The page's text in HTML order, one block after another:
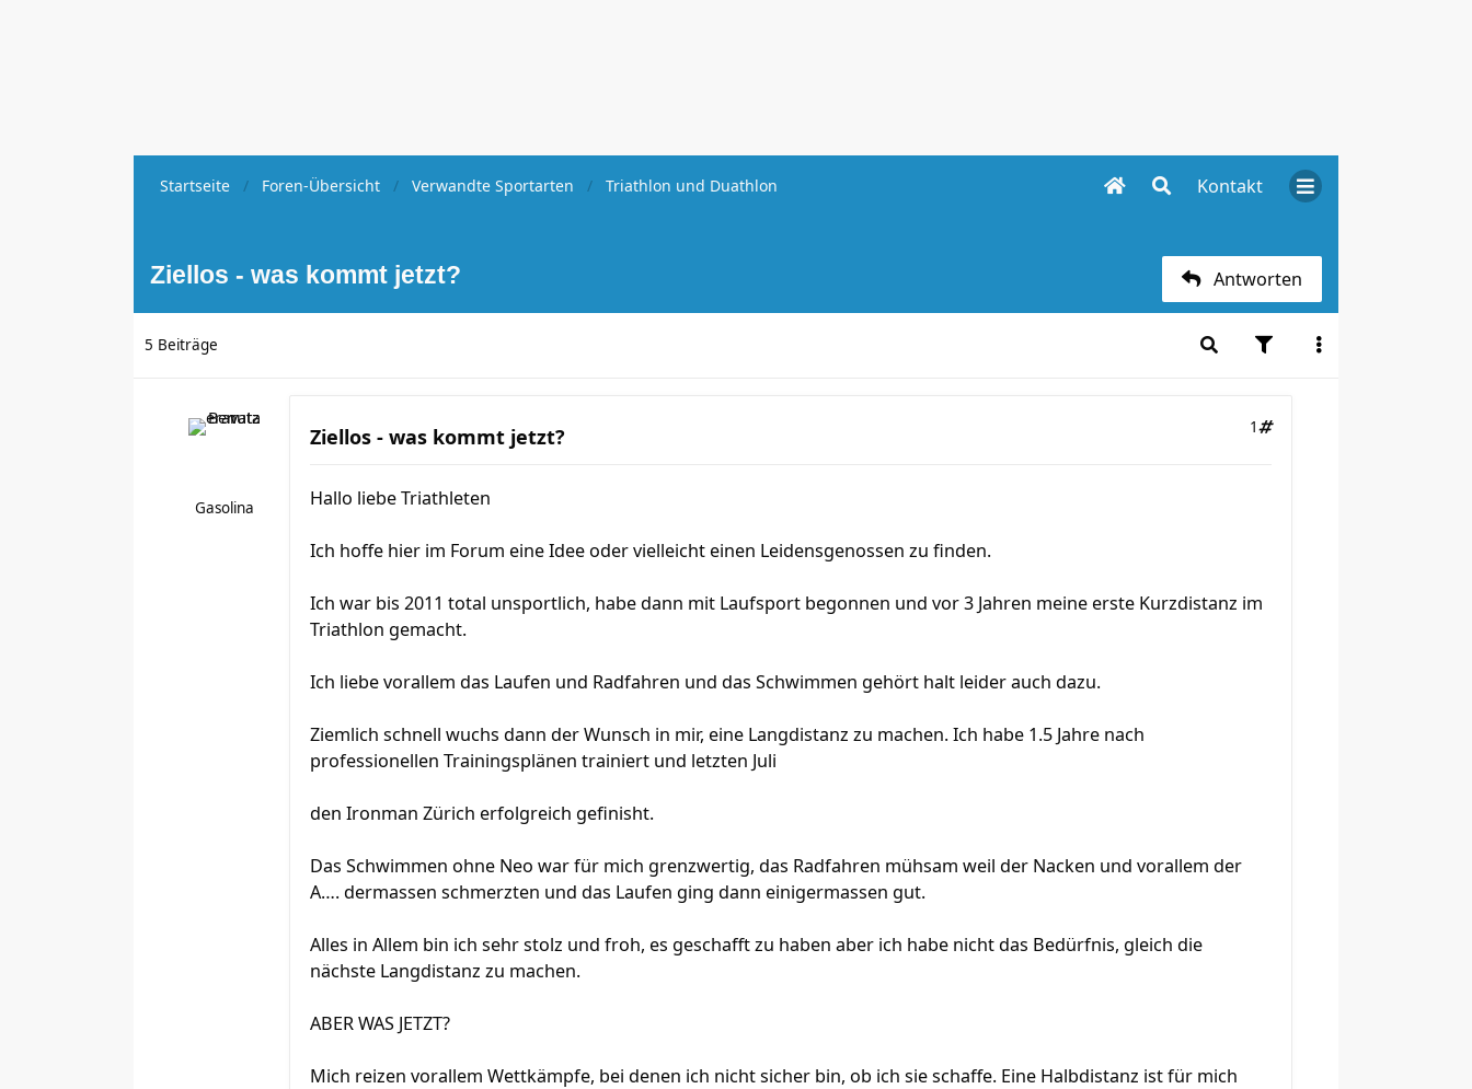
Kontakt
Startseite Foren-Übersicht Verwandte Sportarten Triathlon und Duathlon
Ziellos - was kommt jetzt? Antworten
5 Beiträge
Gasolina
Ziellos - was kommt jetzt? 1
Hallo liebe Triathleten
Ich hoffe hier im Forum eine Idee oder vielleicht einen Leidensgenossen zu finden.
Ich war bis 2011 total unsportlich, habe dann mit Laufsport begonnen und vor 3 Jahren meine erste Kurzdistanz im
Triathlon gemacht.
Ich liebe vorallem das Laufen und Radfahren und das Schwimmen gehört halt leider auch dazu.
Ziemlich schnell wuchs dann der Wunsch in mir, eine Langdistanz zu machen. Ich habe 1.5 Jahre nach
professionellen Trainingsplänen trainiert und letzten Juli
den Ironman Zürich erfolgreich gefinisht.
Das Schwimmen ohne Neo war für mich grenzwertig, das Radfahren mühsam weil der Nacken und vorallem der
A…. dermassen schmerzten und das Laufen ging dann einigermassen gut.
Alles in Allem bin ich sehr stolz und froh, es geschafft zu haben aber ich habe nicht das Bedürfnis, gleich die
nächste Langdistanz zu machen.
ABER WAS JETZT?
Mich reizen vorallem Wettkämpfe, bei denen ich nicht sicher bin, ob ich sie schaffe. Eine Halbdistanz ist für mich